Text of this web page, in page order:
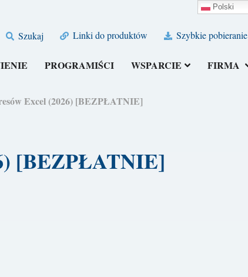
Szukaj Linki do produktów Szybkie pobieranie
PROGRAMIŚCI WSPARCIE FIRMA
Excel (2026) [BEZPŁATNIE]
[BEZPŁATNIE]
Polski